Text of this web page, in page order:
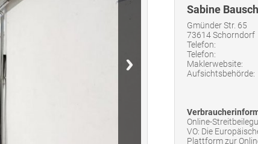
Sabine
Gmünder Str. 65
73614 Schorndorf
Telefon:
Telefon:
Maklerwebsite:
Aufsichtsbehörde:
Online-
VO: Die
Plattform zur